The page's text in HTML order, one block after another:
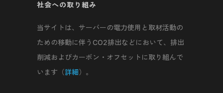
社会への取り組み
当サイトは、サーバーの電力使用と取材活動の
ための移動に伴うCO2排出などにおいて、排出
削減およびカーボン・オフセットに取り組んで
います（詳細）。